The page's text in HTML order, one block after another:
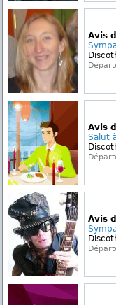
Avis
Avis
Salut
Avis